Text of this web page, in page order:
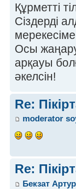
Құрметті
Сіздерді
Осы
арқауы
әкелсін!
Re:
moderator
Re:
Бекзат